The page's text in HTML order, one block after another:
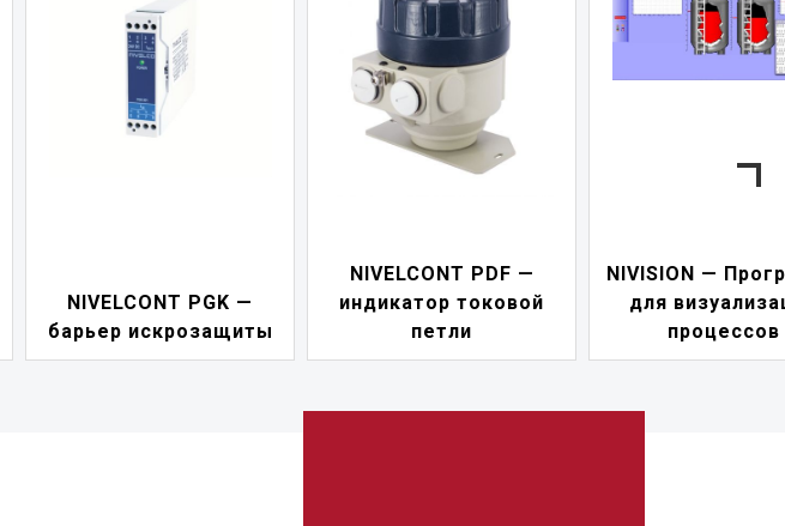
NIVELCONT PGK —
барьер искрозащиты
NIVELCONT PDF —
индикатор токовой
петли
NIVISION —
для
процессов